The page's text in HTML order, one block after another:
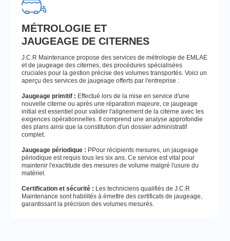
MÉTROLOGIE ET
JAUGEAGE DE CITERNES
J.C.R Maintenance propose des services de métrologie de EMLAE
et de jaugeage des citernes, des procédures spécialisées
cruciales pour la gestion précise des volumes transportés. Voici un
aperçu des services de jaugeage offerts par l'entreprise :
Jaugeage primitif : Effectué lors de la mise en service d'une
nouvelle citerne ou après une réparation majeure, ce jaugeage
initial est essentiel pour valider l'alignement de la citerne avec les
exigences opérationnelles. Il comprend une analyse approfondie
des plans ainsi que la constitution d'un dossier administratif
complet.
Jaugeage périodique : PPour récipients mesures, un jaugeage
périodique est requis tous les six ans. Ce service est vital pour
maintenir l'exactitude des mesures de volume malgré l'usure du
matériel.
Certification et sécurité : Les techniciens qualifiés de J.C.R
Maintenance sont habilités à émettre des certificats de jaugeage,
garantissant la précision des volumes mesurés.